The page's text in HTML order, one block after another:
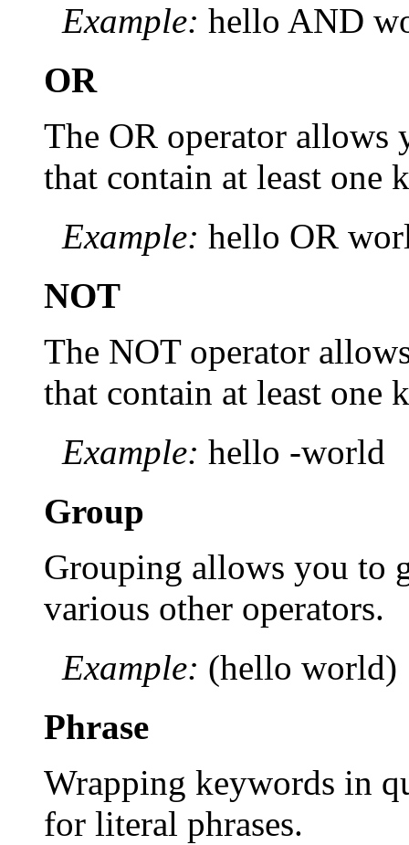
Example: hello AND
OR
The OR operator allows
that contain at least one
Example: hello OR
NOT
The NOT operator
that contain at least one
Example: hello -world
Group
Grouping allows you to
various other operators.
Example: (hello world)
Phrase
Wrapping keywords in
for literal phrases.